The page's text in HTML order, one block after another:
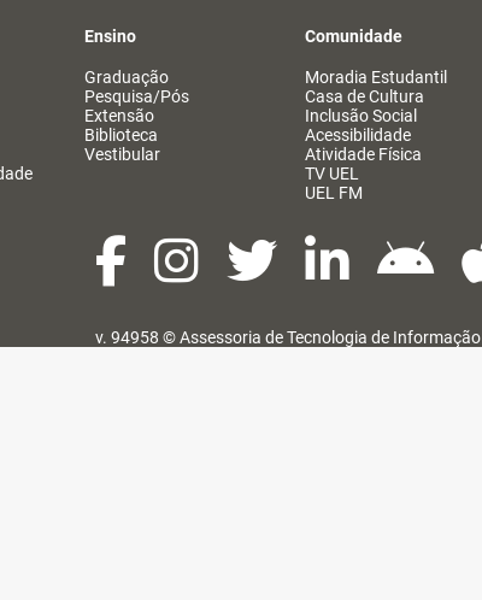
Ensino
Graduação
Pesquisa/Pós
Extensão
Biblioteca
Vestibular
Comunidade
Moradia Estudantil
Casa de Cultura
Inclusão Social
Acessibilidade
Atividade Física
TV UEL
UEL FM
v. 94958 ©Assessoria de Tecnologia de Informação